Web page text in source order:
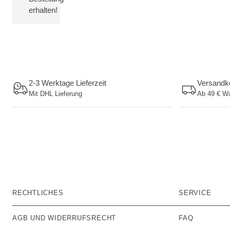
erhalten!
2-3 Werktage Lieferzeit
Mit DHL Lieferung Ab 49 €
RECHTLICHES
AGB UND WIDERRUFSRECHT
SERVICE
FAQ